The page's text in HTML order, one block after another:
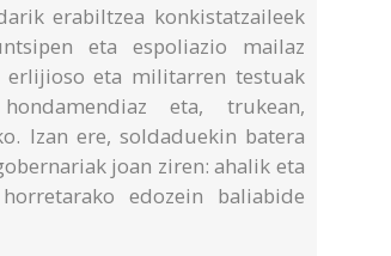
erabiltzea konkistatzaileek
eta espoliazio mailaz
erlijioso eta militarren testuak
eta, trukean,
Izan ere, soldaduekin batera
joan ziren: ahalik eta
edozein baliabide